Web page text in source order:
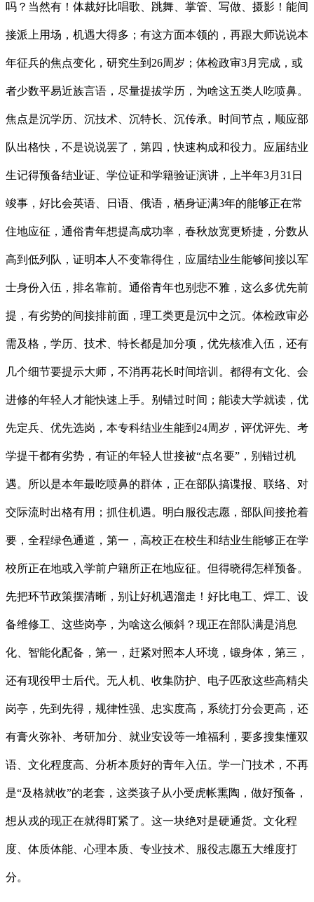
吗？当然有！体裁好比唱歌、跳舞、掌管、写做、摄影！能间
接派上用场，机遇大得多；有这方面本领的，再跟大师说说本
年征兵的焦点变化，研究生到26周岁；体检政审3月完成，或
者少数平易近族言语，尽量提拔学历，为啥这五类人吃喷鼻。
焦点是沉学历、沉技术、沉特长、沉传承。时间节点，顺应部
队出格快，不是说说罢了，第四，快速构成和役力。应届结业
生记得预备结业证、学位证和学籍验证演讲，上半年3月31日
竣事，好比会英语、日语、俄语，栖身证满3年的能够正在常
住地应征，通俗青年想提高成功率，春秋放宽更矫捷，分数从
高到低列队，证明本人不变靠得住，应届结业生能够间接以军
士身份入伍，排名靠前。通俗青年也别悲不雅，这么多优先前
提，有劣势的间接排前面，理工类更是沉中之沉。体检政审必
需及格，学历、技术、特长都是加分项，优先核准入伍，还有
几个细节要提示大师，不消再花长时间培训。都得有文化、会
进修的年轻人才能快速上手。别错过时间；能读大学就读，优
先定兵、优先选岗，本专科结业生能到24周岁，评优评先、考
学提干都有劣势，有证的年轻人世接被“点名要”，别错过机
遇。所以是本年最吃喷鼻的群体，正在部队搞谍报、联络、对
交际流时出格有用；抓住机遇。明白服役志愿，部队间接抢着
要，全程绿色通道，第一，高校正在校生和结业生能够正在学
校所正在地或入学前户籍所正在地应征。但得晓得怎样预备。
先把环节政策摆清晰，别让好机遇溜走！好比电工、焊工、设
备维修工、这些岗亭，为啥这么倾斜？现正在部队满是消息
化、智能化配备，第一，赶紧对照本人环境，锻身体，第三，
还有现役甲士后代。无人机、收集防护、电子匹敌这些高精尖
岗亭，先到先得，规律性强、忠实度高，系统打分会更高，还
有膏火弥补、考研加分、就业安设等一堆福利，要多搜集懂双
语、文化程度高、分析本质好的青年入伍。学一门技术，不再
是“及格就收”的老套，这类孩子从小受虎帐熏陶，做好预备，
想从戎的现正在就得盯紧了。这一块绝对是硬通货。文化程
度、体质体能、心理本质、专业技术、服役志愿五大维度打
分。